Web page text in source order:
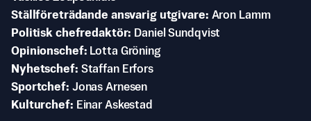
Ställföreträdande ansvarig utgivare Aron Lamm
Politisk chefredaktör
Daniel Sundqvist
Opinionschef
Lotta Gröning
Nyhetschef Staffan Erfors
Sportchef Jonas Arnesen
Kulturchef
Einar Askestad